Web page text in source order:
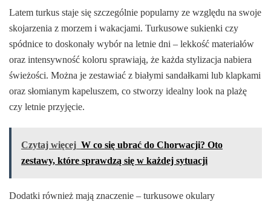
Latem turkus staje się szczególnie popularny ze względu na swoje
skojarzenia z morzem i wakacjami. Turkusowe sukienki czy
spódnice to doskonały wybór na letnie dni – lekkość materiałów
oraz intensywność koloru sprawiają, że każda stylizacja nabiera
świeżości. Można je zestawiać z białymi sandałkami lub klapkami
oraz słomianym kapeluszem, co stworzy idealny look na plażę
czy letnie przyjęcie.
Czytaj więcej W co się ubrać do Chorwacji? Oto
zestawy, które sprawdzą się w każdej sytuacji
Dodatki również mają znaczenie – turkusowe okulary